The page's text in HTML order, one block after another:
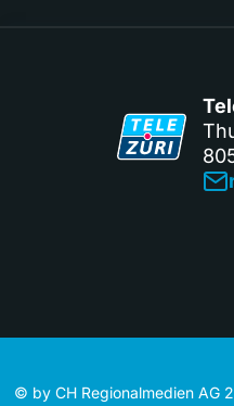
© by CH Regionalmedien AG